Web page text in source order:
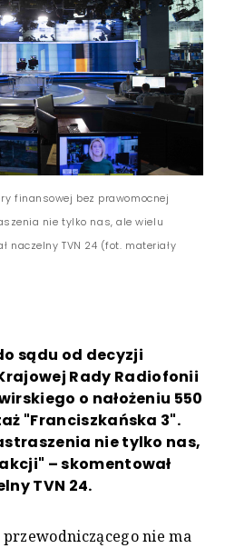
finansowej bez prawomocnej
nie tylko nas, ale wielu
naczelny TVN 24 (fot. materiały
sądu od decyzji
Rady Radiofonii
o nałożeniu 550
"Franciszkańska 3".
nie tylko nas,
– skomentował
TVN 24.
nie ma